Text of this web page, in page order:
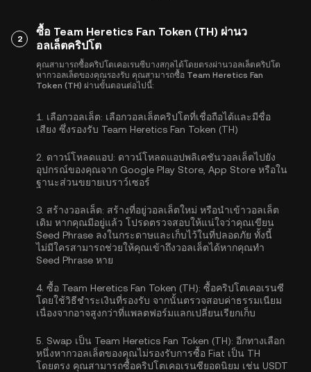
2
ซื้อ Team Heretics Fan Token (TH) ผ่านว
อลเล็ตคริปโต
คุณสามารถซื้อคริปโตเคอเรนซีบางสกุลได้โดยตรงผ่านวอลเล็ตคริปโต
หากวอลเล็ตของคุณรองรับ คุณสามารถซื้อ Team Heretics Fan
Token (TH) ผ่านขั้นตอนต่อไปนี้:
1. เลือกวอลเล็ต: เลือกวอลเล็ตคริปโตที่เชื่อถือได้และมีชื่อ
เสียง ซึ่งรองรับ Team Heretics Fan Token (TH)
2. ดาวน์โหลดแอป: ดาวน์โหลดแอปพลิเคชันวอลเล็ตไปยัง
อุปกรณ์ของคุณจาก Google Play Store, App Store หรือใน
ฐานะส่วนขยายเบราว์เซอร์
3. สร้างวอลเล็ต: สร้างที่อยู่วอลเล็ตใหม่ หรือนำเข้าวอลเล็ต
เดิม หากคุณมีอยู่แล้ว โปรดตรวจสอบให้แน่ใจว่าคุณเขียน
Seed Phrase ลงในกระดาษและเก็บไว้ในที่ปลอดภัย ทั้งนี้
ไม่มีใครสามารถช่วยให้คุณเข้าถึงวอลเล็ตได้หากคุณทำ
Seed Phrase หาย
4. ซื้อ Team Heretics Fan Token (TH): ซื้อคริปโตเคอเรนซี
โดยใช้วิธีชำระเงินที่รองรับ จากนั้นตรวจสอบค่าธรรมเนียม
เนื่องจากอาจสูงกว่าที่แพลตฟอร์มแลกเปลี่ยนเรียกเก็บ
5. Swap เป็น Team Heretics Fan Token (TH): อีกทางเลือก
หนึ่งหากวอลเล็ตของคุณไม่รองรับการซื้อ Fiat เป็น TH
โดยตรง คุณสามารถซื้อคริปโตเคอเรนซียอดนิยม เช่น USDT